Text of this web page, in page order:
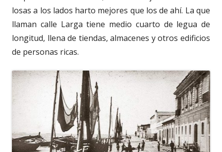
losas a los lados harto mejores que los de ahí. La que
llaman calle Larga tiene medio cuarto de legua de
longitud, llena de tiendas, almacenes y otros edificios
de personas ricas.